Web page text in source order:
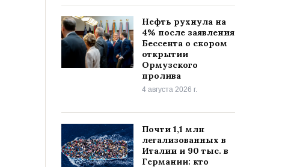
Нефть рухнула на
4% после заявления
Бессента о скором
открытии
Ормузского
пролива
4 августа 2026 г.
Почти 1,1 млн
легализованных в
Италии и 90 тыс. в
Германии: кто